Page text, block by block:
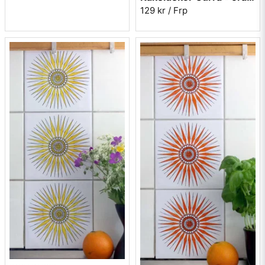
129 kr / Frp
Använd en mjuk svamp som du doppar i vattnet och fukta
väggen där dekoren skall sättas upp. Du kan med fördel
använda en sprayflaska. Den lilla mängden diskmedel gör att
ytspänningen försvinner. Ta av skyddsfilmen från dekoren
och placera den på den kakelplattan som du har fuktat. Nu
går det att skjuta den i alla riktningar och du kan få den att
sitta exakt där du vill ha den. Pressa försiktigt ut ev.
luftbubblor redan nu, det är mycket svårare att göra det när
dekoren har torkat. Använd gärna en blöt fönsterskrapa för
att trycka ut vatten och bubblor bakom kakeldekoren. När
du är nöjd så rör du den inte mer utan börjar med nästa.
Pressar du alltför hårt med fingrar eller skrubbsvamp så kan
dekoren bli förstörd. När alla dekorerna sitter där de ska och
du har avlägsnat ev. luftbubblor så du känner dig nöjd, så
låter du allt torka. Kakeldekoren sitter fast efter ett dygn.
Dekoren fastnar när vattnet bakom torkat in ordentligt. Skulle
det vara så att du ändå har ett hörn eller en kant som inte vill
fästa så kan du ta en hårtork och blåsa försiktigt på hörnet
och stryk med fingertoppen längs kanten, så fastnar det.
Många frågar om det är lätt att ta bort dekoren och det är
det, men den sitter ganska bra fast så det beror mycket på